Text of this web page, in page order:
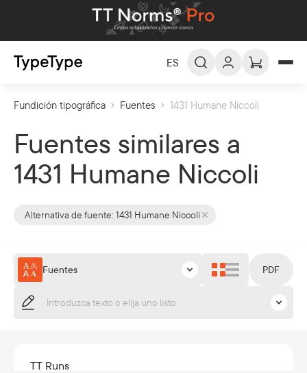
ES
ES -Español
DE - Deutsch
FR -Français
Fundición tipográfica Fuentes 1431 Humane Niccoli
Fuentes similares a
1431 Humane Niccoli
Alternativa de fuente: 1431 Humane Niccoli
Fuentes PDF
TT Runs